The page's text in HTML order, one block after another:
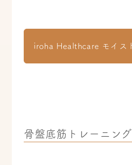
iroha Healthcare モイス
骨盤底筋トレーニン